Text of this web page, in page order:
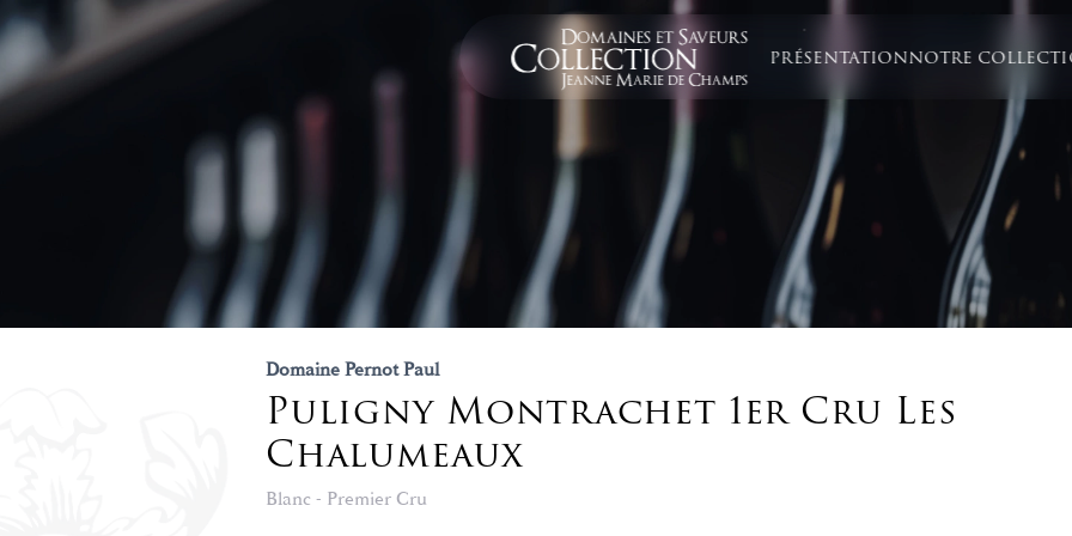
PRÉSENTATIONNOTRE
Domaine Pernot Paul
Puligny Montrachet 1er Cru Les
Chalumeaux
Blanc - Premier Cru